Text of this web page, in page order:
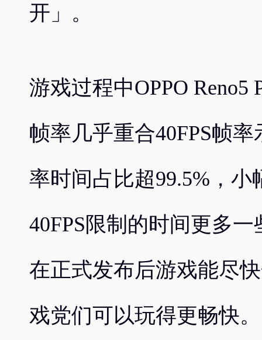
开」。
游戏过程中OPPO
帧率几乎重合40FPS帧
率时间占比超99.5%，
40FPS限制的时间更多
在正式发布后游戏能尽
戏党们可以玩得更畅快。